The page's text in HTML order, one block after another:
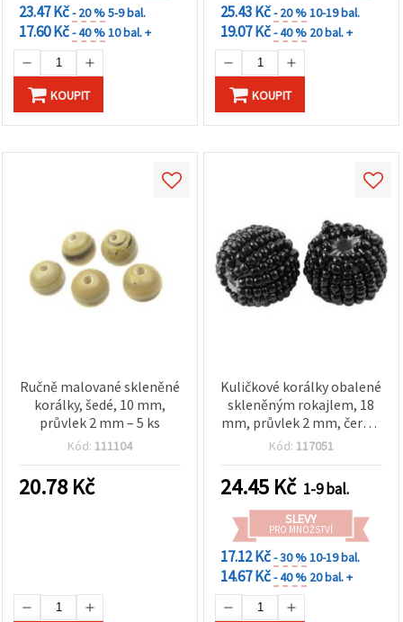
23.47 Kč- 20 %5-9 bal.
17.60 Kč- 40 %10 bal. +
KOUPIT
25.43 Kč- 20 %10-19 bal.
19.07 Kč- 40 % 20 bal. +
KOUPIT
Ručně malované skleněné
korálky, šedé, 10 mm,
průvlek 2 mm – 5 ks
Kód: 111104
20.78 Kč
Kuličkové korálky obalené
skleněným rokajlem, 18
mm, průvlek 2 mm, černé,
balení 5 ks
Kód: 117051
24.45 Kč 1-9 bal.
SLEVY
PRO MNOŽSTVÍ
17.12 Kč- 30 %10-19 bal.
14.67 Kč- 40 % 20 bal. +